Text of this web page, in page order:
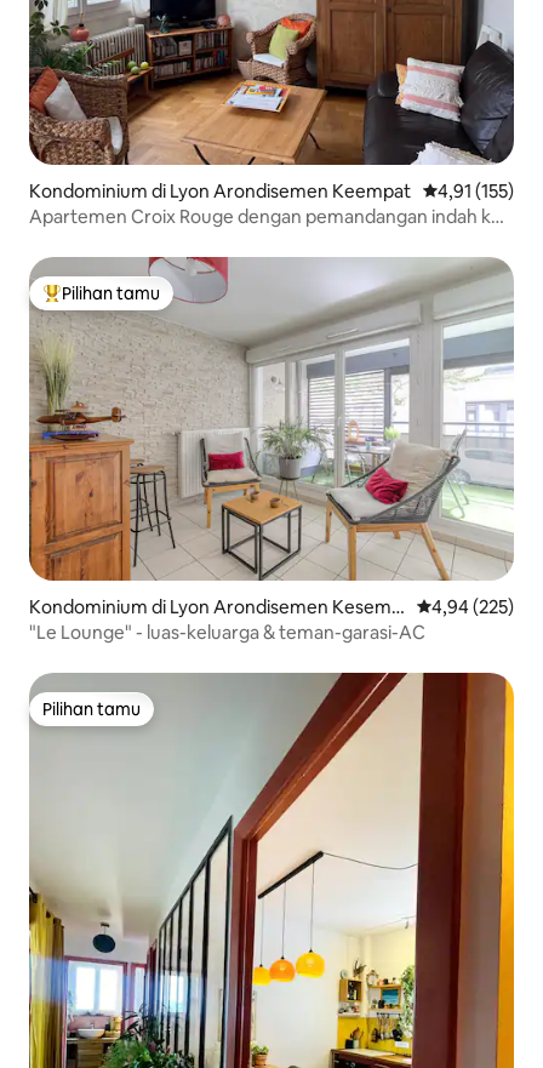
Kondominium di Lyon Arondisemen Keempat Nilai rata-rata
4,91 (155)
Apartemen Croix Rouge dengan pemandangan indah ke
Pilihan tamu terpopuler
Pilihan tamu
Kondominium di Lyon Arondisemen Kesembi
lan
Nilai rata-rata
4,94 (225)
"Le Lounge" - luas-keluarga & teman-garasi-AC
Pilihan tamu
Pilihan tamu